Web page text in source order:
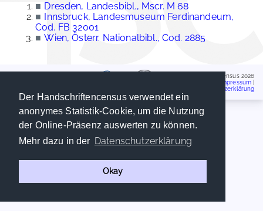
Der Handschriftencensus verwendet ein
anonymes Statistik-Cookie, um die Nutzung
der Online-Präsenz auswerten zu können.
Mehr dazu in der Datenschutzerklärung
Okay
■ Dresden, Landesbibl., Mscr. M 68
■ Innsbruck, Landesmuseum Ferdinandeum,
Cod. FB 32001
■ Wien, Österr. Nationalbibl., Cod. 2885
Handschriftencensus 2026
Impressum
Datenschutzerklärung